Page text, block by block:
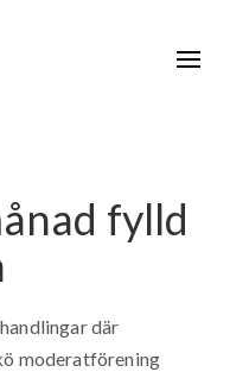
fylld
där
moderatförening